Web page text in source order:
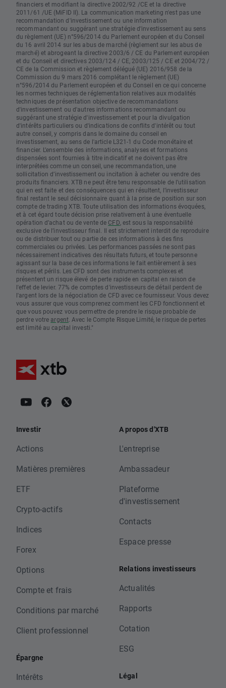
financiers et modifiant la directive 2002/92 /CE et la directive
2011/61 /UE (MiFID II). La communication marketing n'est pas une
recommandation d'investissement ou une information
recommandant ou suggérant une stratégie d'investissement au sens
du règlement (UE) n°596/2014 du Parlement européen et du Conseil
du 16 avril 2014 sur les abus de marché (règlement sur les abus de
marché) et abrogeant la directive 2003/6 / CE du Parlement européen
et du Conseil et directives 2003/124 / CE, 2003/125 / CE et 2004/72 /
CE de la Commission et règlement délégué (UE) 2016/958 de la
Commission du 9 mars 2016 complétant le règlement (UE)
n°596/2014 du Parlement européen et du Conseil en ce qui concerne
les normes techniques de réglementation relatives aux modalités
techniques de présentation objective de recommandations
d'investissement ou d'autres informations recommandant ou
suggérant une stratégie d'investissement et pour la divulgation
d'intérêts particuliers ou d'indications de conflits d'intérêt ou tout
autre conseil, y compris dans le domaine du conseil en
investissement, au sens de l'article L321-1 du Code monétaire et
financier. L’ensemble des informations, analyses et formations
dispensées sont fournies à titre indicatif et ne doivent pas être
interprétées comme un conseil, une recommandation, une
sollicitation d’investissement ou incitation à acheter ou vendre des
produits financiers. XTB ne peut être tenu responsable de l’utilisation
qui en est faite et des conséquences qui en résultent, l’investisseur
final restant le seul décisionnaire quant à la prise de position sur son
compte de trading XTB. Toute utilisation des informations évoquées,
et à cet égard toute décision prise relativement à une éventuelle
opération d’achat ou de vente de CFD, est sous la responsabilité
exclusive de l’investisseur final. Il est strictement interdit de reproduire
ou de distribuer tout ou partie de ces informations à des fins
commerciales ou privées. Les performances passées ne sont pas
nécessairement indicatives des résultats futurs, et toute personne
agissant sur la base de ces informations le fait entièrement à ses
risques et périls. Les CFD sont des instruments complexes et
présentent un risque élevé de perte rapide en capital en raison de
l'effet de levier. 77% de comptes d'investisseurs de détail perdent de
l'argent lors de la négociation de CFD avec ce fournisseur. Vous devez
vous assurer que vous comprenez comment les CFD fonctionnent et
que vous pouvez vous permettre de prendre le risque probable de
perdre votre argent. Avec le Compte Risque Limité, le risque de pertes
est limité au capital investi."
Investir
Actions
Matières premières
ETF
Crypto-actifs
Indices
Forex
Options
Compte et frais
Conditions par marché
Client professionnel
Épargne
Intérêts
A propos d'XTB
L'entreprise
Ambassadeur
Plateforme
d'investissement
Contacts
Espace presse
Relations investisseurs
Actualités
Rapports
Cotation
ESG
Légal